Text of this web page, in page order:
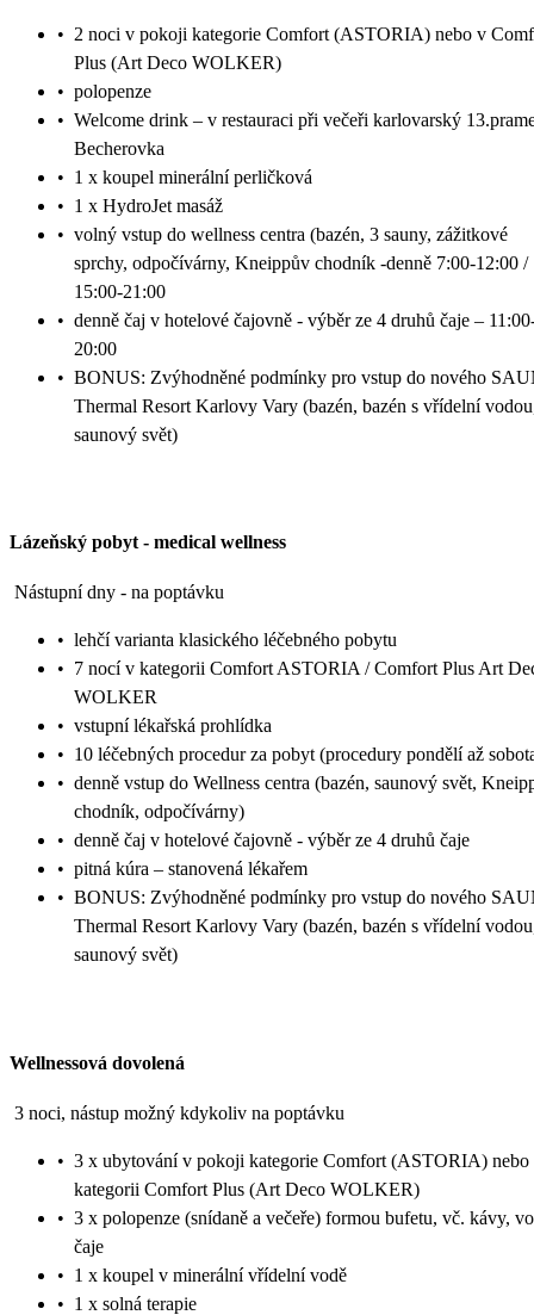
• 2 noci v pokoji kategorie Comfort (ASTORIA) nebo v
Plus (Art Deco WOLKER)
• polopenze
• Welcome drink – v restauraci při večeři karlovarský
Becherovka
• 1 x koupel minerální perličková
• 1 x HydroJet masáž
• volný vstup do wellness centra (bazén, 3 sauny, zážitkové
sprchy, odpočívárny, Kneippův chodník -denně 7:00-12:00 /
15:00-21:00
• denně čaj v hotelové čajovně - výběr ze 4 druhů čaje –
20:00
• BONUS: Zvýhodněné podmínky pro vstup do nového
Thermal Resort Karlovy Vary (bazén, bazén s vřídelní
saunový svět)
Lázeňský pobyt - medical wellness
Nástupní dny - na poptávku
• lehčí varianta klasického léčebného pobytu
• 7 nocí v kategorii Comfort ASTORIA / Comfort Plus Art
WOLKER
• vstupní lékařská prohlídka
• 10 léčebných procedur za pobyt (procedury pondělí až
• denně vstup do Wellness centra (bazén, saunový svět,
chodník, odpočívárny)
• denně čaj v hotelové čajovně - výběr ze 4 druhů čaje
• pitná kúra – stanovená lékařem
• BONUS: Zvýhodněné podmínky pro vstup do nového
Thermal Resort Karlovy Vary (bazén, bazén s vřídelní
saunový svět)
Wellnessová dovolená
3 noci, nástup možný kdykoliv na poptávku
• 3 x ubytování v pokoji kategorie Comfort (ASTORIA) nebo
kategorii Comfort Plus (Art Deco WOLKER)
• 3 x polopenze (snídaně a večeře) formou bufetu, vč. kávy,
čaje
• 1 x koupel v minerální vřídelní vodě
• 1 x solná terapie